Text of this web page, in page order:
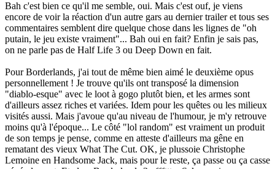
Bah c'est bien ce qu'il me semble, oui. Mais c'est ouf, je viens
encore de voir la réaction d'un autre gars au dernier trailer et tous ses
commentaires semblent dire quelque chose dans les lignes de "oh
putain, le jeu existe vraiment"... Bah oui en fait? Enfin je sais pas,
on ne parle pas de Half Life 3 ou Deep Down en fait.
Pour Borderlands, j'ai tout de même bien aimé le deuxième opus
personnellement ! Je trouve qu'ils ont transposé la dimension
"diablo-esque" avec le loot à gogo plutôt bien, et les armes sont
d'ailleurs assez riches et variées. Idem pour les quêtes ou les milieux
visités aussi. Mais j'avoue qu'au niveau de l'humour, je m'y retrouve
moins qu'à l'époque... Le côté "lol random" est vraiment un produit
de son temps je pense, comme en atteste d'ailleurs ma gêne en
rematant des vieux What The Cut. OK, je plussoie Christophe
Lemoine en Handsome Jack, mais pour le reste, ça passe ou ça casse